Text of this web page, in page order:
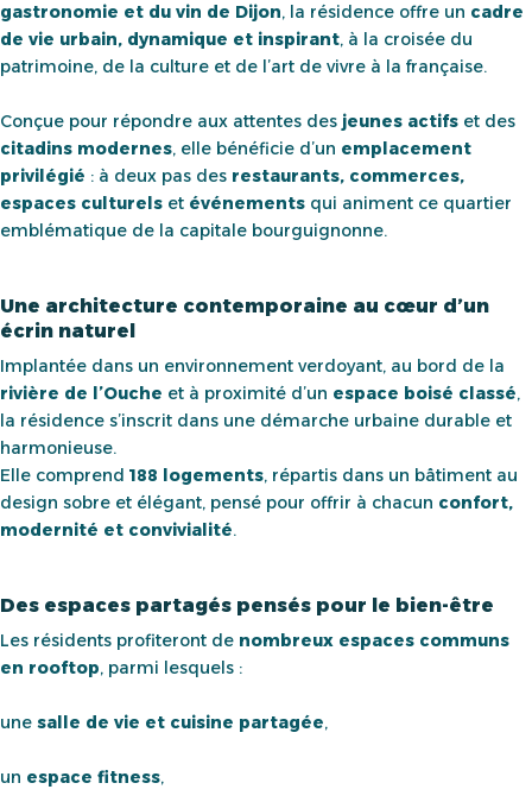
gastronomie et du vin de Dijon, la résidence offre un cadre
de vie urbain, dynamique et inspirant, à la croisée du
patrimoine, de la culture et de l’art de vivre à la française.
Conçue pour répondre aux attentes des jeunes actifs et des
citadins modernes, elle bénéficie d’un emplacement
privilégié : à deux pas des restaurants, commerces,
espaces culturels et événements qui animent ce quartier
emblématique de la capitale bourguignonne.
Une architecture contemporaine au cœur d’un
écrin naturel
Implantée dans un environnement verdoyant, au bord de la
rivière de l’Ouche et à proximité d’un espace boisé classé,
la résidence s’inscrit dans une démarche urbaine durable et
harmonieuse.
Elle comprend 188 logements, répartis dans un bâtiment au
design sobre et élégant, pensé pour offrir à chacun confort,
modernité et convivialité.
Des espaces partagés pensés pour le bien-être
Les résidents profiteront de nombreux espaces communs
en rooftop, parmi lesquels :
une salle de vie et cuisine partagée,
un espace fitness,